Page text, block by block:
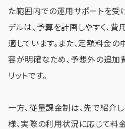
た範囲内での運用サポートを受
デルは、予算を計画しやすく、
適しています。また、定額料金
容が明確なため、予想外の追加
リットです。
一方、従量課金制は、先で紹介
様、実際の利用状況に応じて料